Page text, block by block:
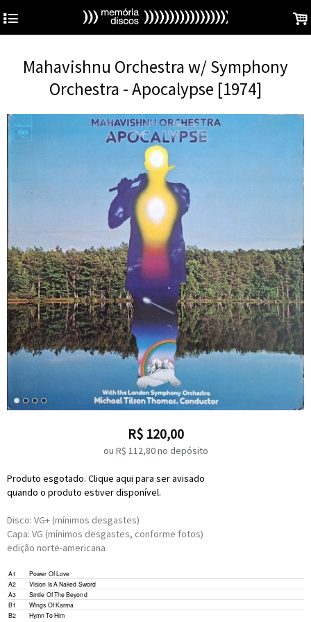
4 .
Mahavishnu Orchestra w/ Symphony
Orchestra - Apocalypse [1974]
R$ 120,00
ou R$ 112,80no depósito
Produto esgotado. Clique aqui para ser avisado
quando o produto estiver disponível.
Disco: VG+ (mínimos desgastes)
Capa: VG (mínimos desgastes, conforme fotos)
edição norte-americana
A1
Power Of Love
A2
Vision Is A Naked Sword
A3
Smile Of The Beyond
B1
Wings Of Karma
B2
Hymn To Him